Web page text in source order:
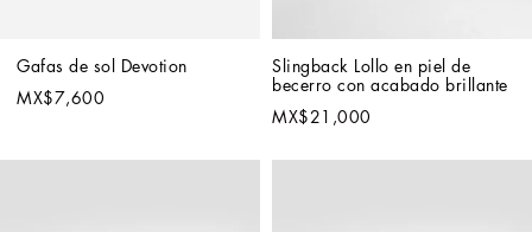
Gafas de sol Devotion
MX$7,600
Slingback Lollo en piel de
becerro con acabado brillante
MX$21,000